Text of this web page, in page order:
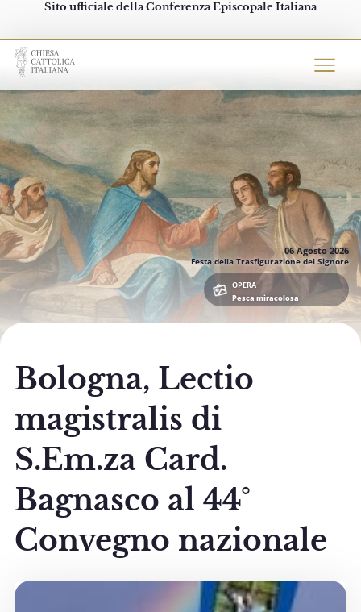
Sito ufficiale della Conferenza Episcopale Italiana
Chiesacattolica.it
06 Agosto 2026
Festa della Trasfigurazione del Signore
OPERA
Pesca miracolosa
Bologna, Lectio
magistralis di
S.Em.za Card.
Bagnasco al 44°
Convegno nazionale